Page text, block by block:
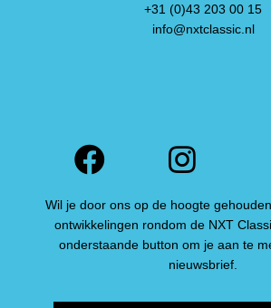
+31 (0)43 203 00 15
info@nxtclassic.nl
Facebook
Wil je door ons op de hoogte
ontwikkelingen rondom de NXT
onderstaande button om je aan te
nieuwsbrief.